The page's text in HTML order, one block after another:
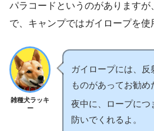
パラコードというのがあります
で、キャンプではガイロープを使
雑種犬ラッキ
ー
ガイロープには、反
ものがあってお勧め
夜中に、ロープにつ
防いでくれるよ。